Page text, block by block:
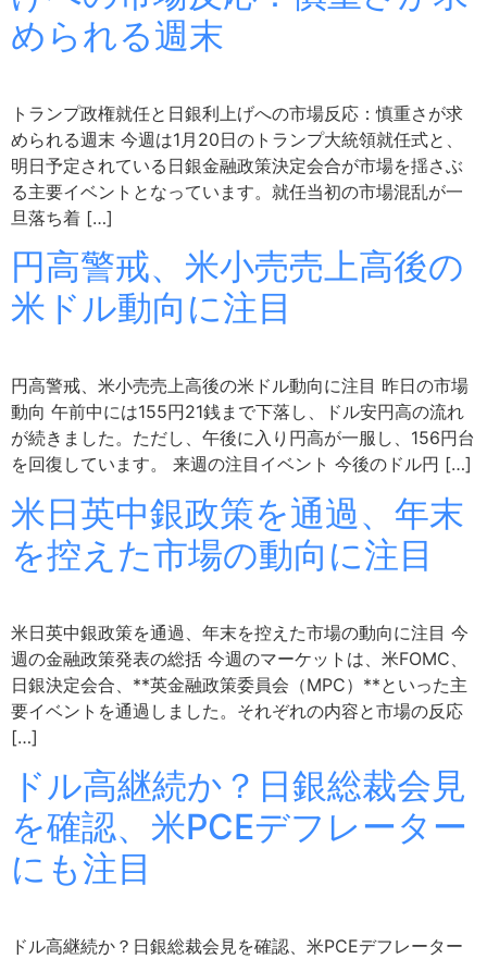
められる週末
トランプ政権就任と日銀利上げへの市場反応：慎重さが求
められる週末 今週は1月20日のトランプ大統領就任式と、
明日予定されている日銀金融政策決定会合が市場を揺さぶ
る主要イベントとなっています。就任当初の市場混乱が一
旦落ち着 […]
円高警戒、米小売売上高後の
米ドル動向に注目
円高警戒、米小売売上高後の米ドル動向に注目 昨日の市場
動向 午前中には155円21銭まで下落し、ドル安円高の流れ
が続きました。ただし、午後に入り円高が一服し、156円台
を回復しています。 来週の注目イベント 今後のドル円 […]
米日英中銀政策を通過、年末
を控えた市場の動向に注目
米日英中銀政策を通過、年末を控えた市場の動向に注目 今
週の金融政策発表の総括 今週のマーケットは、米FOMC、
日銀決定会合、**英金融政策委員会（MPC）**といった主
要イベントを通過しました。それぞれの内容と市場の反応
[…]
ドル高継続か？日銀総裁会見
を確認、米PCEデフレーター
にも注目
ドル高継続か？日銀総裁会見を確認、米PCEデフレーター